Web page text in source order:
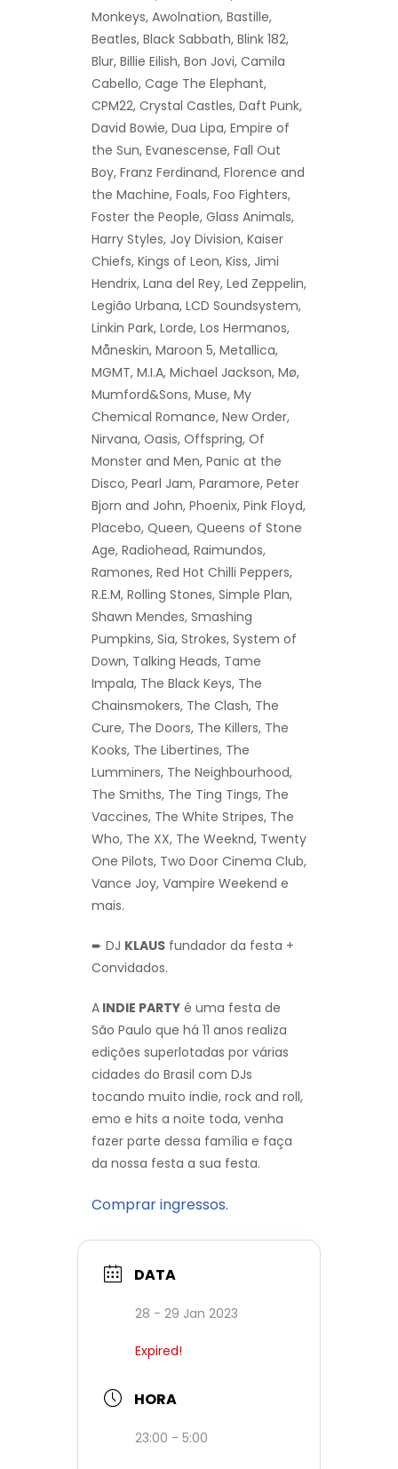
Monkeys, Awolnation, Bastille,
Beatles, Black Sabbath, Blink 182,
Blur, Billie Eilish, Bon Jovi, Camila
Cabello, Cage The Elephant,
CPM22, Crystal Castles, Daft Punk,
David Bowie, Dua Lipa, Empire of
the Sun, Evanescense, Fall Out
Boy, Franz Ferdinand, Florence and
the Machine, Foals, Foo Fighters,
Foster the People, Glass Animals,
Harry Styles, Joy Division, Kaiser
Chiefs, Kings of Leon, Kiss, Jimi
Hendrix, Lana del Rey, Led Zeppelin,
Legião Urbana, LCD Soundsystem,
Linkin Park, Lorde, Los Hermanos,
Måneskin, Maroon 5, Metallica,
MGMT, M.I.A, Michael Jackson, Mø,
Mumford&Sons, Muse, My
Chemical Romance, New Order,
Nirvana, Oasis, Offspring, Of
Monster and Men, Panic at the
Disco, Pearl Jam, Paramore, Peter
Bjorn and John, Phoenix, Pink Floyd,
Placebo, Queen, Queens of Stone
Age, Radiohead, Raimundos,
Ramones, Red Hot Chilli Peppers,
R.E.M, Rolling Stones, Simple Plan,
Shawn Mendes, Smashing
Pumpkins, Sia, Strokes, System of
Down, Talking Heads, Tame
Impala, The Black Keys, The
Chainsmokers, The Clash, The
Cure, The Doors, The Killers, The
Kooks, The Libertines, The
Lumminers, The Neighbourhood,
The Smiths, The Ting Tings, The
Vaccines, The White Stripes, The
Who, The XX, The Weeknd, Twenty
One Pilots, Two Door Cinema Club,
Vance Joy, Vampire Weekend e
mais.
➨ DJ KLAUS fundador da festa +
Convidados.
A INDIE PARTY é uma festa de
São Paulo que há 11 anos realiza
edições superlotadas por várias
cidades do Brasil com DJs
tocando muito indie, rock and roll,
emo e hits a noite toda, venha
fazer parte dessa família e faça
da nossa festa a sua festa.
Comprar ingressos.
DATA
28 - 29 Jan 2023
Expired!
HORA
23:00 - 5:00